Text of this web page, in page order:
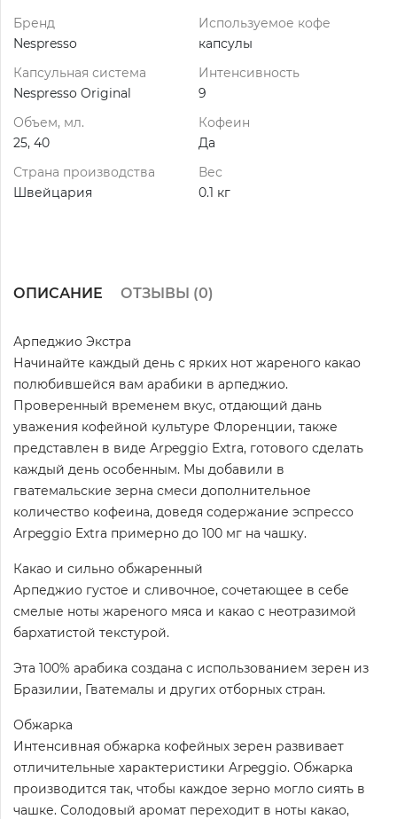
Бренд
Nespresso
Используемое кофе
капсулы
Капсульная система
Nespresso Original
Интенсивность
9
Объем, мл.
25, 40
Кофеин
Да
Страна производства
Швейцария
Вес
0.1 кг
ОПИСАНИЕ ОТЗЫВЫ (0)
Арпеджио Экстра
Начинайте каждый день с ярких нот жареного какао
полюбившейся вам арабики в арпеджио.
Проверенный временем вкус, отдающий дань
уважения кофейной культуре Флоренции, также
представлен в виде Arpeggio Extra, готового сделать
каждый день особенным. Мы добавили в
гватемальские зерна смеси дополнительное
количество кофеина, доведя содержание эспрессо
Arpeggio Extra примерно до 100 мг на чашку.
Какао и сильно обжаренный
Арпеджио густое и сливочное, сочетающее в себе
смелые ноты жареного мяса и какао с неотразимой
бархатистой текстурой.
Эта 100% арабика создана с использованием зерен из
Бразилии, Гватемалы и других отборных стран.
Обжарка
Интенсивная обжарка кофейных зерен развивает
отличительные характеристики Arpeggio. Обжарка
производится так, чтобы каждое зерно могло сиять в
чашке. Солодовый аромат переходит в ноты какао,